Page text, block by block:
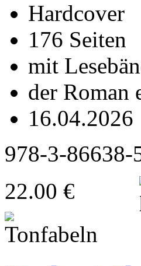
Hardcover
176 Seiten
mit
der Roman
16.04.2026
978-3-86638-
22.00 €